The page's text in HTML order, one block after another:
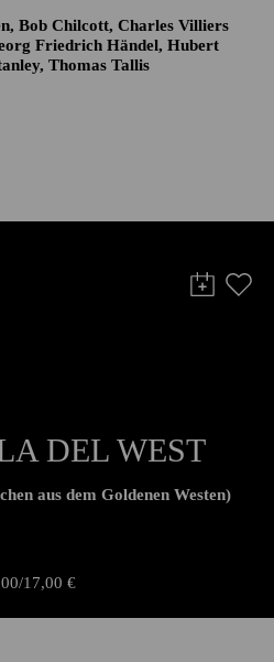
Bob Chilcott, Charles Villiers
Friedrich Händel, Hubert
Thomas Tallis
DEL WEST
aus dem Goldenen Westen)
17,00 €